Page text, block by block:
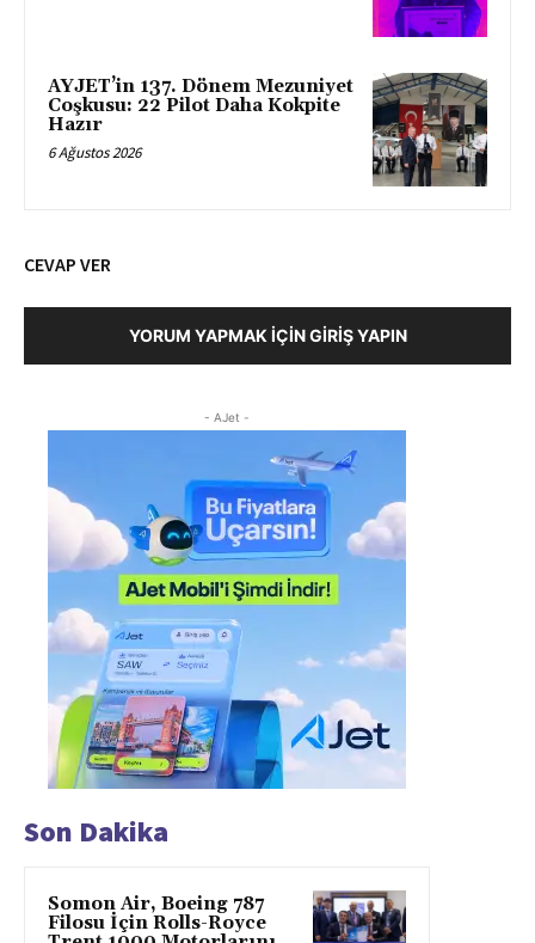
AYJET’in 137. Dönem Mezuniyet
Coşkusu: 22 Pilot Daha Kokpite
Hazır
6 Ağustos 2026
CEVAP VER
YORUM YAPMAK İÇIN GIRIŞ YAPIN
- AJet -
Son Dakika
Somon Air, Boeing 787
Filosu İçin Rolls-Royce